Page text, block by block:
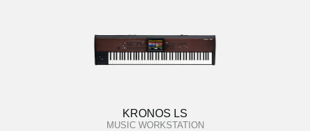
KRONOS LS
MUSIC WORKSTATION